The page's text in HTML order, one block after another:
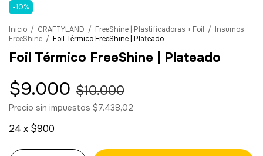
-10%
Inicio / CRAFTYLAND / FreeShine | Plastificadoras + Foil / Insumos
FreeShine / Foil Térmico FreeShine | Plateado
Foil Térmico FreeShine | Plateado
$9.000 $10.000
Precio sin impuestos $7.438,02
24 x $900